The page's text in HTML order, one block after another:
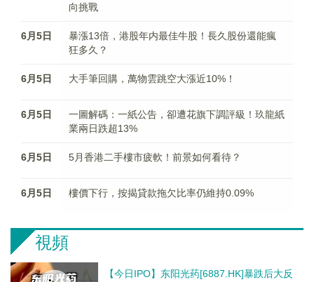
向挑戰
6月5日
暴漲13倍，港股年内最佳牛股！長久股份還能瘋
狂多久？
6月5日 大手筆回購，萬物雲跳空大漲近10%！
6月5日
一圖解碼：一紙公告，卻遭花旗下調評級！玖龍紙
業兩日跌超13%
6月5日 5月香港二手樓市疲軟！前景如何看待？
6月5日 樓價下行，按揭貸款拖欠比率仍維持0.09%
視頻
【今日IPO】东阳光药[6887.HK]暴跌后大反